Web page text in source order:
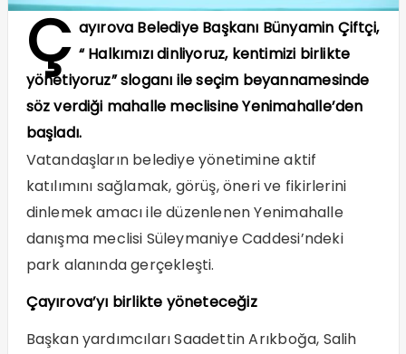
Ç ayırova Belediye Başkanı Bünyamin Çiftçi,
“ Halkımızı dinliyoruz, kentimizi birlikte
yönetiyoruz” sloganı ile seçim beyannamesinde
söz verdiği mahalle meclisine Yenimahalle’den
başladı.
Vatandaşların belediye yönetimine aktif
katılımını sağlamak, görüş, öneri ve fikirlerini
dinlemek amacı ile düzenlenen Yenimahalle
danışma meclisi Süleymaniye Caddesi’ndeki
park alanında gerçekleşti.
Çayırova’yı birlikte yöneteceğiz
Başkan yardımcıları Saadettin Arıkboğa, Salih